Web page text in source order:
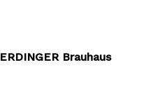
ERDINGER Brauhaus